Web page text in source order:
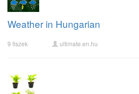
Weather in Hungarian
9 fiszek ultimate.en.hu